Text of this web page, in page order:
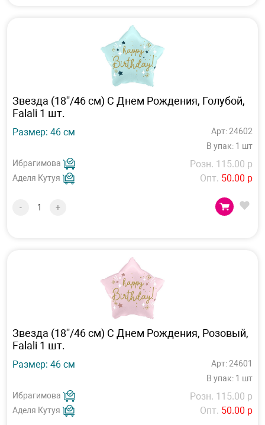
Звезда (18''/46 см) С Днем Рождения, Голубой,
Falali 1 шт.
Размер: 46 см
Арт: 24602
В упак: 1 шт
Ибрагимова
Аделя Кутуя
Розн. 115.00 р
Опт. 50.00 р
- +
Звезда (18''/46 см) С Днем Рождения, Розовый,
Falali 1 шт.
Размер: 46 см
Арт: 24601
В упак: 1 шт
Ибрагимова
Аделя Кутуя
Розн. 115.00 р
Опт. 50.00 р